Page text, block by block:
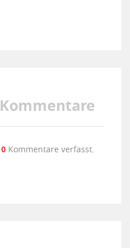
Kommentare
0 Kommentare verfasst.